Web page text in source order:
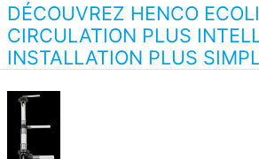
DÉCOUVREZ HENCO
CIRCULATION PLUS
INSTALLATION PLUS